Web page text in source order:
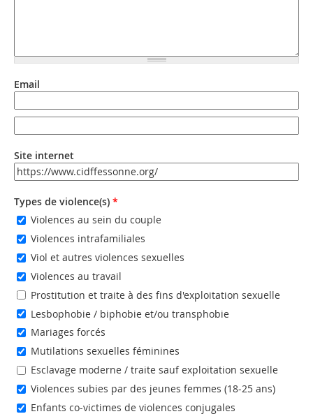
Email
Site internet
URL
Types de violence(s) *
Violences au sein du couple
Violences intrafamiliales
Viol et autres violences sexuelles
Violences au travail
Prostitution et traite à des fins d'exploitation sexuelle
Lesbophobie / biphobie et/ou transphobie
Mariages forcés
Mutilations sexuelles féminines
Esclavage moderne / traite sauf exploitation sexuelle
Violences subies par des jeunes femmes (18-25 ans)
Enfants co-victimes de violences conjugales